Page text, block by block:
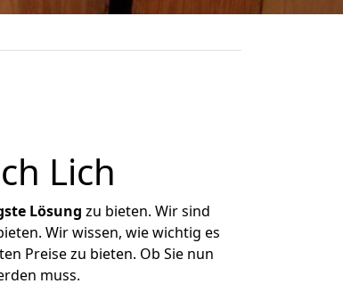
Lich
Lösung zu bieten. Wir sind
Wir wissen, wie wichtig es
Preise zu bieten. Ob Sie nun
muss.